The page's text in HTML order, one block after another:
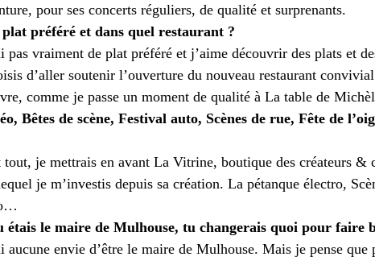
pour ses concerts réguliers, de qualité et surprenants.
plat préféré et dans quel restaurant ?
pas vraiment de plat préféré et j’aime découvrir des plats et
d’aller soutenir l’ouverture du nouveau restaurant
comme je passe un moment de qualité à La table de
Bêtes de scène, Festival auto, Scènes de rue, Fête de
tout, je mettrais en avant La Vitrine, boutique des créateurs &
je m’investis depuis sa création. La pétanque électro,
étais le maire de Mulhouse, tu changerais quoi pour faire
aucune envie d’être le maire de Mulhouse. Mais je pense